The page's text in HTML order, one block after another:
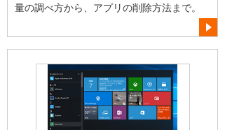
量の調べ方から、アプリの削除方法まで。